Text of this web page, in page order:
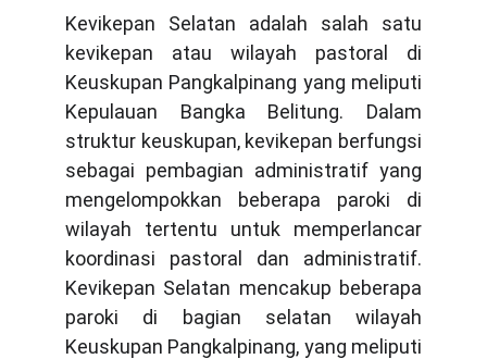
Kevikepan Selatan adalah salah satu
kevikepan atau wilayah pastoral di
Keuskupan Pangkalpinang yang meliputi
Kepulauan Bangka Belitung. Dalam
struktur keuskupan, kevikepan berfungsi
sebagai pembagian administratif yang
mengelompokkan beberapa paroki di
wilayah tertentu untuk memperlancar
koordinasi pastoral dan administratif.
Kevikepan Selatan mencakup beberapa
paroki di bagian selatan wilayah
Keuskupan Pangkalpinang, yang meliputi